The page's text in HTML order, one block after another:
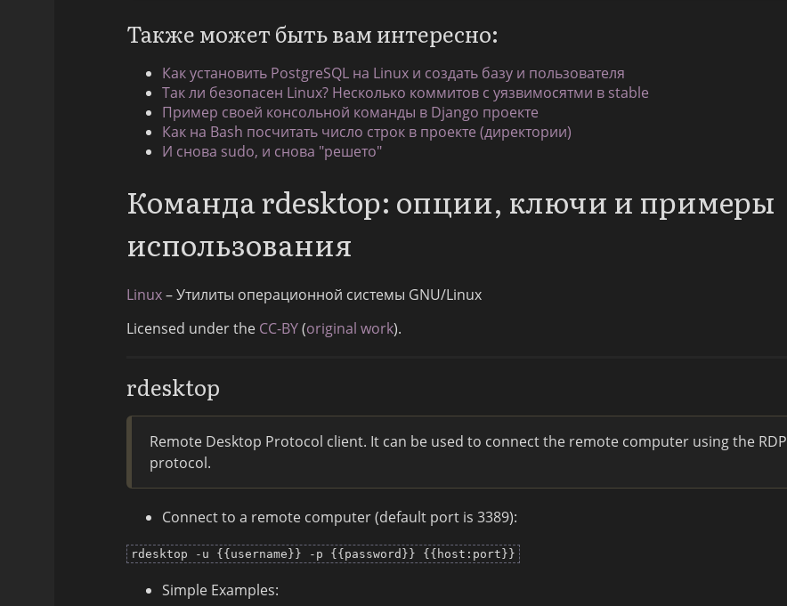
Также может быть вам интересно:
Как установить PostgreSQL на Linux и создать базу и пользователя
Так ли безопасен Linux? Несколько коммитов с уязвимосятми в stable
Пример своей консольной команды в Django проекте
Как на Bash посчитать число строк в проекте (директории)
И снова sudo, и снова "решето"
Команда rdesktop: опции, ключи и примеры
использования
Linux– Утилиты операционной системы GNU/Linux
Licensed under the CC-BY(original work).
rdesktop
Remote Desktop Protocol client. It can be used to connect the remote computer using the RDP
protocol.
Connect to a remote computer (default port is 3389):
rdesktop -u {{username}} -p {{password}} {{host:port}}
Simple Examples: